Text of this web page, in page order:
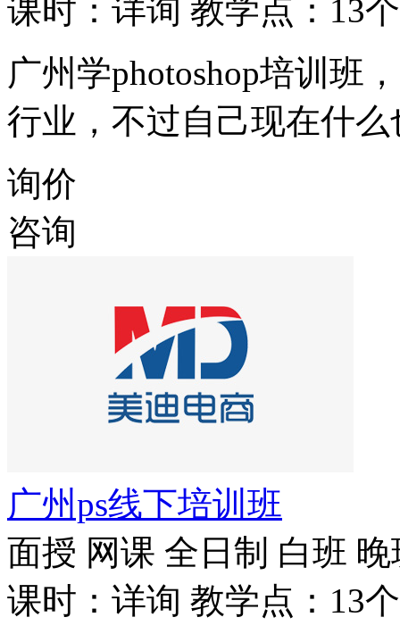
课时：详询 教学点：13个
广州学photoshop培训班
行业，不过自己现在什
询价
咨询
广州ps线下培训班
面授 网课 全日制 白班 晚
课时：详询 教学点：13个